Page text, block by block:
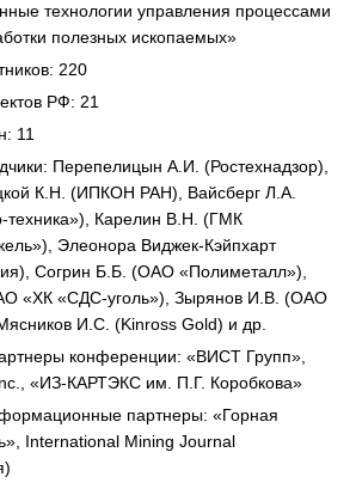
технологии управления процессами
полезных ископаемых»
220
РФ: 21
11
Перепелицын А.И. (Ростехнадзор),
К.Н. (ИПКОН РАН), Вайсберг Л.А.
Карелин В.Н. (ГМК
Элеонора Виджек-Кэйпхарт
Согрин Б.Б. (ОАО «Полиметалл»),
«ХК «СДС-уголь»), Зырянов И.В. (ОАО
И.С. (Kinross Gold) и др.
конференции: «ВИСТ Групп»,
«ИЗ-КАРТЭКС им. П.Г. Коробкова»
партнеры: «Горная
International Mining Journal